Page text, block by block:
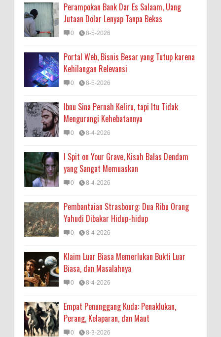
Perampokan Bank Dar Es Salaam, Uang
Jutaan Dolar Lenyap Tanpa Bekas
0 8-5-2026
Portal Web, Bisnis Besar yang Tutup karena
Kehilangan Relevansi
0 8-5-2026
Ibnu Sina Pernah Keliru, tapi Itu Tidak
Mengurangi Kehebatannya
0 8-4-2026
I Spit on Your Grave, Kisah Balas Dendam
yang Sangat Memuaskan
0 8-4-2026
Pembantaian Strasbourg: Dua Ribu Orang
Yahudi Dibakar Hidup-hidup
0 8-4-2026
Klaim Luar Biasa Memerlukan Bukti Luar
Biasa, dan Masalahnya
0 8-4-2026
Empat Penunggang Kuda: Penaklukan,
Perang, Kelaparan, dan Maut
0 8-3-2026